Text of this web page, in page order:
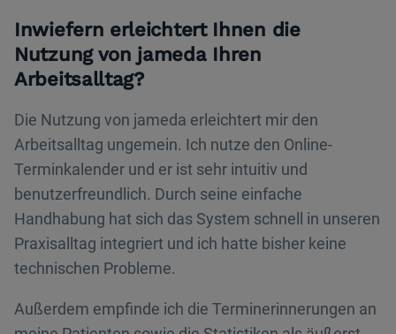
Inwiefern erleichtert Ihnen die
Nutzung von jameda Ihren
Arbeitsalltag?
Die Nutzung von jameda erleichtert mir den
Arbeitsalltag ungemein. Ich nutze den Online-
Terminkalender und er ist sehr intuitiv und
benutzerfreundlich. Durch seine einfache
Handhabung hat sich das System schnell in unseren
Praxisalltag integriert und ich hatte bisher keine
technischen Probleme.
Außerdem empfinde ich die Terminerinnerungen an